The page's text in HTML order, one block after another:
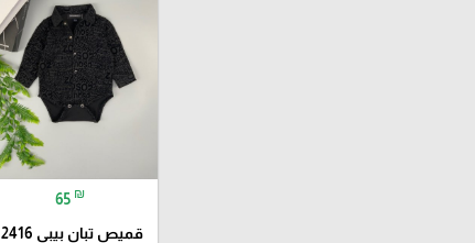
65 ₪
قميص تبان بيبي 2416